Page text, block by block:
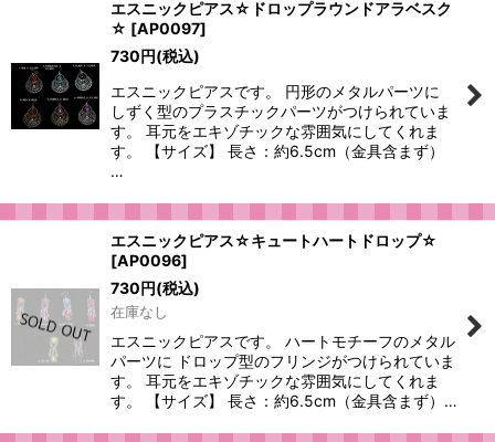
エスニックピアス☆ドロップラウンドアラベスク
☆ [AP0097]
730円(税込)
エスニックピアスです。 円形のメタルパーツに
しずく型のプラスチックパーツがつけられていま
す。 耳元をエキゾチックな雰囲気にしてくれま
す。 【サイズ】 長さ：約6.5cm（金具含まず）
…
エスニックピアス☆キュートハートドロップ☆
[AP0096]
730円(税込)
在庫なし
エスニックピアスです。 ハートモチーフのメタル
パーツに ドロップ型のフリンジがつけられていま
す。 耳元をエキゾチックな雰囲気にしてくれま
す。 【サイズ】 長さ：約6.5cm（金具含まず）…